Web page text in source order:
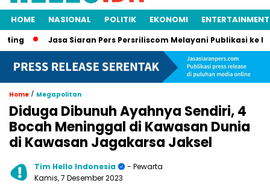
HOME NASIONAL POLITIK EKONOMI ENTERTAINMENT
Jasa Siaran Pers Persriliscom Melayani Publikasi ke Lebih
Home / Megapolitan
Diduga Dibunuh Ayahnya Sendiri, 4
Bocah Meninggal di Kawasan Dunia
di Kawasan Jagakarsa Jaksel
Tim Hello Indonesia
- Pewarta
Kamis, 7 Desember 2023